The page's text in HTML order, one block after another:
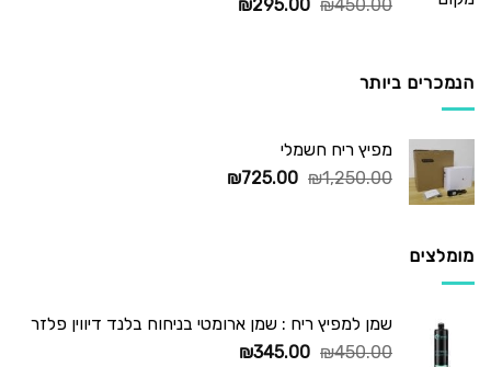
₪450.00
₪295.00
הנמכרים ביותר
מפיץ ריח חשמלי
₪1,250.00
המחיר
₪725.00
המחיר
מומלצים
שמן למפיץ ריח : שמן ארומטי בניחוח בלנד דיווין פלזר
₪450.00
המחיר
₪345.00
המחיר